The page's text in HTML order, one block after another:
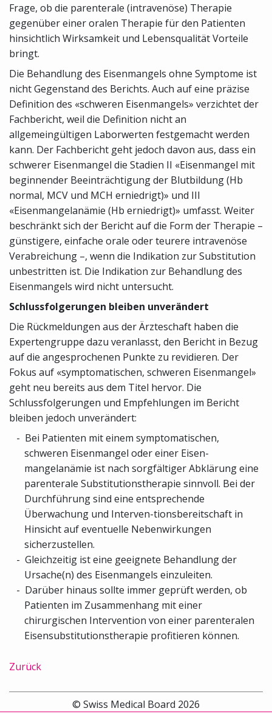
Frage, ob die parenterale (intravenöse) Therapie
gegenüber einer oralen Therapie für den Patienten
hinsichtlich Wirksamkeit und Lebensqualität Vorteile
bringt.
Die Behandlung des Eisenmangels ohne Symptome ist
nicht Gegenstand des Berichts. Auch auf eine präzise
Definition des «schweren Eisenmangels» verzichtet der
Fachbericht, weil die Definition nicht an
allgemeingültigen Laborwerten festgemacht werden
kann. Der Fachbericht geht jedoch davon aus, dass ein
schwerer Eisenmangel die Stadien II «Eisenmangel mit
beginnender Beeinträchtigung der Blutbildung (Hb
normal, MCV und MCH erniedrigt)» und III
«Eisenmangelanämie (Hb erniedrigt)» umfasst. Weiter
beschränkt sich der Bericht auf die Form der Therapie –
günstigere, einfache orale oder teurere intravenöse
Verabreichung –, wenn die Indikation zur Substitution
unbestritten ist. Die Indikation zur Behandlung des
Eisenmangels wird nicht untersucht.
Schlussfolgerungen bleiben unverändert
Die Rückmeldungen aus der Ärzteschaft haben die
Expertengruppe dazu veranlasst, den Bericht in Bezug
auf die angesprochenen Punkte zu revidieren. Der
Fokus auf «symptomatischen, schweren Eisenmangel»
geht neu bereits aus dem Titel hervor. Die
Schlussfolgerungen und Empfehlungen im Bericht
bleiben jedoch unverändert:
Bei Patienten mit einem symptomatischen,
schweren Eisenmangel oder einer Eisen-
mangelanämie ist nach sorgfältiger Abklärung eine
parenterale Substitutionstherapie sinnvoll. Bei der
Durchführung sind eine entsprechende
Überwachung und Interven-tionsbereitschaft in
Hinsicht auf eventuelle Nebenwirkungen
sicherzustellen.
Gleichzeitig ist eine geeignete Behandlung der
Ursache(n) des Eisenmangels einzuleiten.
Darüber hinaus sollte immer geprüft werden, ob
Patienten im Zusammenhang mit einer
chirurgischen Intervention von einer parenteralen
Eisensubstitutionstherapie profitieren können.
Zurück
© Swiss Medical Board 2026